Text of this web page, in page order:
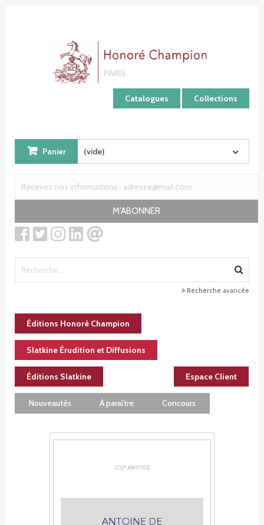
Catalogues Collections
Panier (vide)
M'ABONNER
Recherche avancée
Éditions Honoré Champion
Slatkine Érudition et Diffusions
Éditions Slatkine Espace Client
Nouveautés À paraître Concours